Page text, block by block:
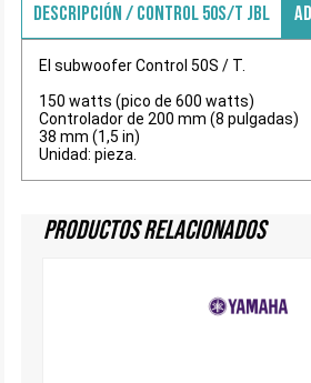
DESCRIPCIÓN / CONTROL 50S/T JBL
El subwoofer Control 50S / T.
150 watts (pico de 600 watts)
Controlador de 200 mm (8 pulgadas)
38 mm (1,5 in)
Unidad: pieza.
Productos Relacionados